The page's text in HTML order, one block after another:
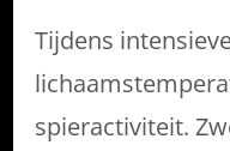
Tijdens
spieractiviteit.